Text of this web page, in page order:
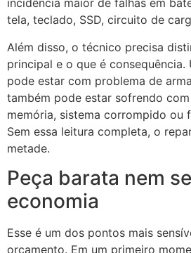
incidência maior de falhas em
tela, teclado, SSD, circuito de
Além disso, o técnico precisa
principal e o que é consequência.
pode estar com problema de
também pode estar sofrendo
memória, sistema corrompido ou
Sem essa leitura completa, o
metade.
Peça barata nem
economia
Esse é um dos pontos mais
orçamento. Em um primeiro